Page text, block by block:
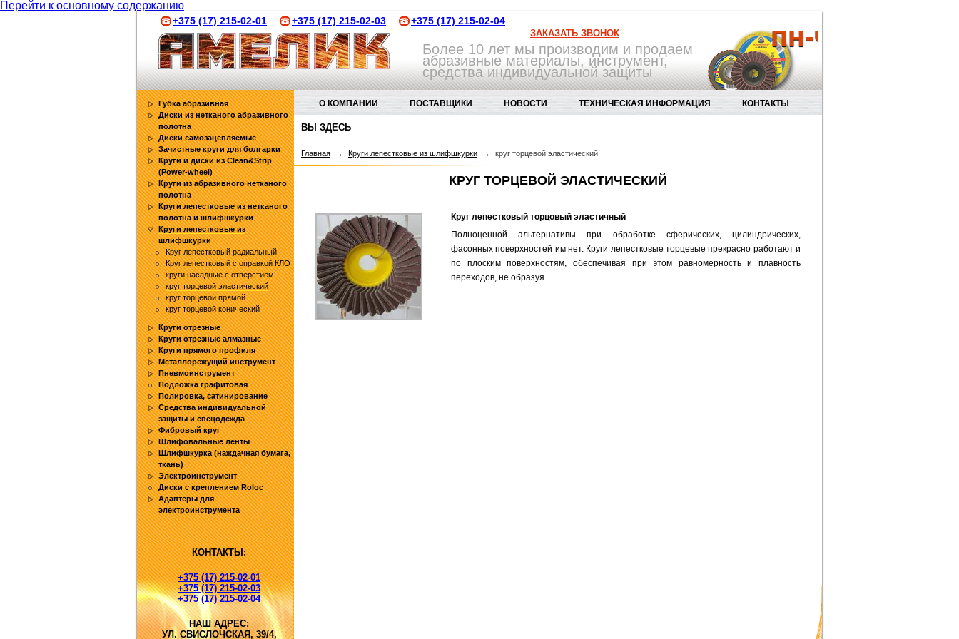
Перейти к основному содержанию
Более 10 лет мы производим и продаем
абразивные материалы, инструмент,
средства индивидуальной защиты
пн-чт 8.30-
+375 (17) 215-02-01 +375 (17) 215-02-03 +375 (17) 215-02-04
ЗАКАЗАТЬ ЗВОНОК
Губка абразивная
Диски из нетканого абразивного
полотна
Диски самозацепляемые
Зачистные круги для болгарки
Круги и диски из Clean&Strip
(Power-wheel)
Круги из абразивного нетканого
полотна
Круги лепестковые из нетканого
полотна и шлифшкурки
Круги лепестковые из
шлифшкурки
Круг лепестковый радиальный
Круг лепестковый c оправкой КЛО
круги насадные с отверстием
круг торцевой эластический
круг торцевой прямой
круг торцевой конический
Круги отрезные
Круги отрезные алмазные
Круги прямого профиля
Металлорежущий инструмент
Пневмоинструмент
Подложка графитовая
Полировка, сатинирование
Средства индивидуальной
защиты и спецодежда
Фибровый круг
Шлифовальные ленты
Шлифшкурка (наждачная бумага,
ткань)
Электроинструмент
Диски с креплением Roloc
Адаптеры для
электроинструмента
КОНТАКТЫ:
+375 (17) 215-02-01
+375 (17) 215-02-03
+375 (17) 215-02-04
НАШ АДРЕС:
УЛ. СВИСЛОЧСКАЯ, 39/4,
О КОМПАНИИ ПОСТАВЩИКИ НОВОСТИ ТЕХНИЧЕСКАЯ ИНФОРМАЦИЯ КОНТАКТЫ
АБРАЗИВНЫЕ ИНСТРУМЕНТЫ И МАТЕРИАЛЫ
ВЫ ЗДЕСЬ
Главная → Круги лепестковые из шлифшкурки → круг торцевой эластический
КРУГ ТОРЦЕВОЙ ЭЛАСТИЧЕСКИЙ
Круг лепестковый торцовый эластичный
Полноценной альтернативы при обработке сферических, цилиндрических,
фасонных поверхностей им нет. Круги лепестковые торцевые прекрасно работают и
по плоским поверхностям, обеспечивая при этом равномерность и плавность
переходов, не образуя...